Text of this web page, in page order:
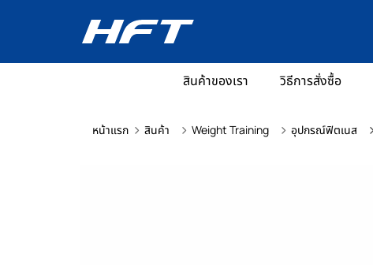
สินค้าของเรา วิธีการสั่งซื้อ
หน้าแรก สินค้า Weight Training อุปกรณ์ฟิตเนส